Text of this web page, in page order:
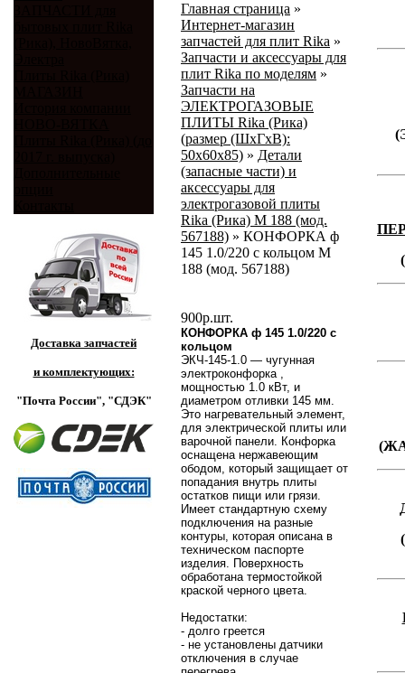
Доставка запчастей
и комплектующих:
"Почта России", "СДЭК"
Главная страница »
Интернет-магазин
запчастей для плит Rika »
Запчасти и аксессуары для
плит Rika по моделям »
Запчасти на
ЭЛЕКТРОГАЗОВЫЕ
ПЛИТЫ Rika (Рика)
(размер (ШхГхВ):
50х60х85) » Детали
(запасные части) и
аксессуары для
электрогазовой плиты
Rika (Рика) М 188 (мод.
567188) » КОНФОРКА ф
145 1.0/220 с кольцом М
188 (мод. 567188)
900р.шт.
КОНФОРКА ф 145 1.0/220 с
кольцом
ЭКЧ-145-1.0 — чугунная
электроконфорка ,
мощностью 1.0 кВт, и
диаметром отливки 145 мм.
Это нагревательный элемент,
для электрической плиты или
варочной панели. Конфорка
оснащена нержавеющим
ободом, который защищает от
попадания внутрь плиты
остатков пищи или грязи.
Имеет стандартную схему
подключения на разные
контуры, которая описана в
техническом паспорте
изделия. Поверхность
обработана термостойкой
краской черного цвета.
Недостатки:
- долго греется
- не установлены датчики
отключения в случае